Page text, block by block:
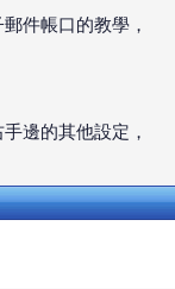
件帳口的教學，
手邊的其他設定，